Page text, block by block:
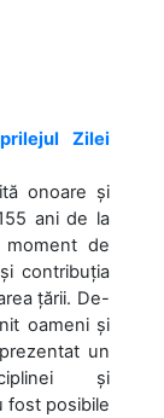
Zilei
onoare și
ani de la
de
contribuția
țării. De-
oameni și
un
și
fost posibile